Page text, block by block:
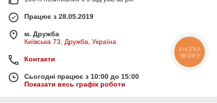
Працює з 28.05.2019
м. Дружба
Київська 73, Дружба, Україна
Контакти
Сьогодні працює з 10:00 до 15:00
Показати весь графік роботи
КНОПКА
ЗВ'ЯЗКУ